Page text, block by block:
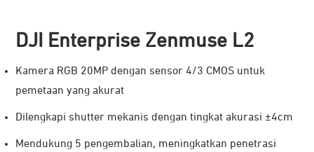
DJI Enterprise Zenmuse L2
Kamera RGB 20MP dengan sensor 4/3 CMOS untuk
pemetaan yang akurat
Dilengkapi shutter mekanis dengan tingkat akurasi ±4cm
Mendukung 5 pengembalian, meningkatkan penetrasi